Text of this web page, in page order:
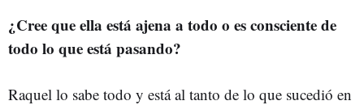
¿Cree que ella está ajena a todo o es consciente de
todo lo que está pasando?
Raquel lo sabe todo y está al tanto de lo que sucedió en